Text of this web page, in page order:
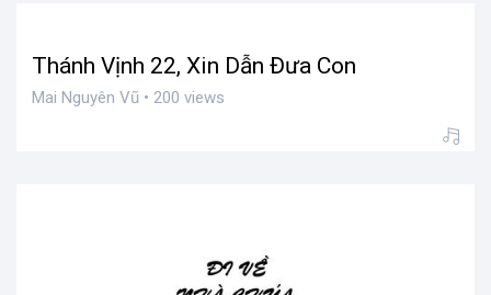
Thánh Vịnh 22, Xin Dẫn Đưa Con
Mai Nguyên Vũ • 200 views